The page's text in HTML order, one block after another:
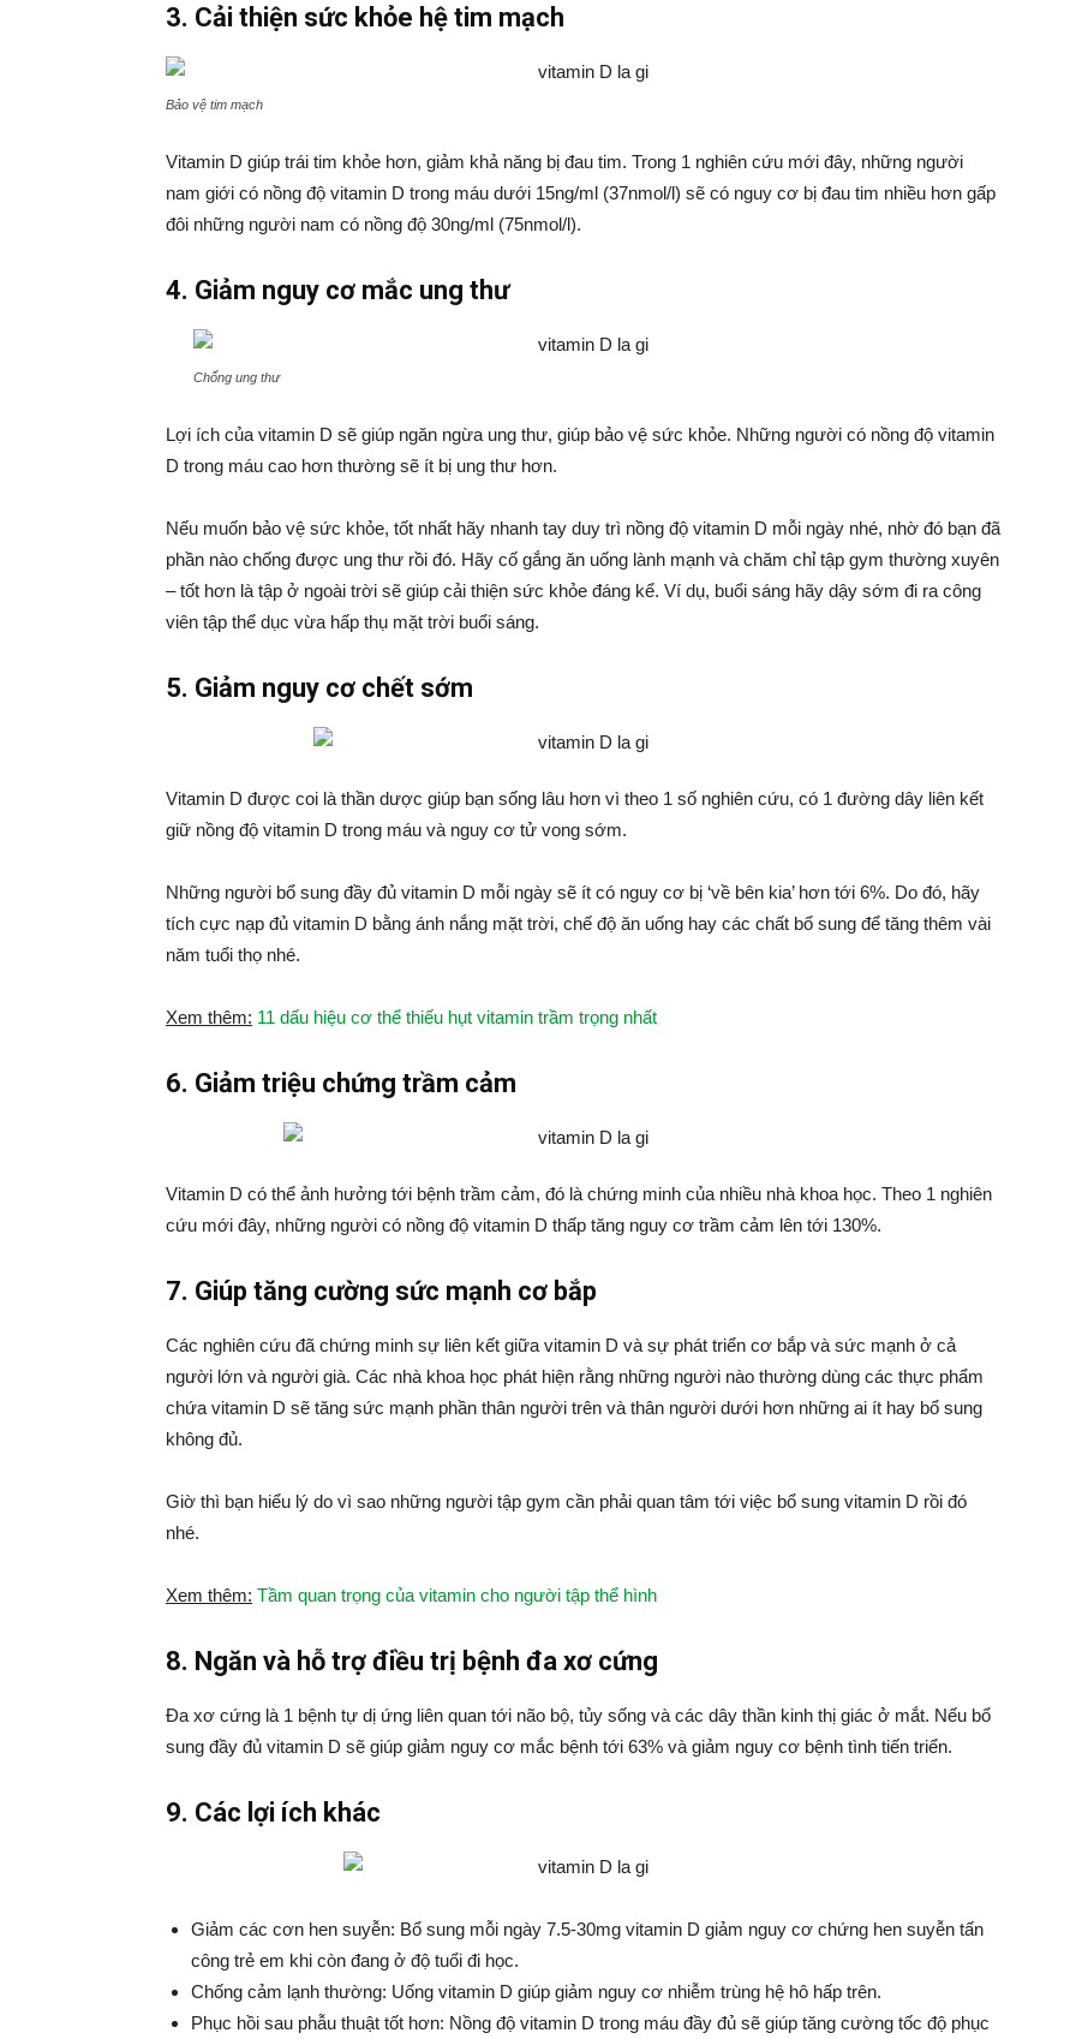
3. Cải thiện sức khỏe hệ tim mạch
Bảo vệ tim mạch
Vitamin D giúp trái tim khỏe hơn, giảm khả năng bị đau tim. Trong 1 nghiên cứu mới đây, những người
nam giới có nồng độ vitamin D trong máu dưới 15ng/ml (37nmol/l) sẽ có nguy cơ bị đau tim nhiều hơn gấp
đôi những người nam có nồng độ 30ng/ml (75nmol/l).
4. Giảm nguy cơ mắc ung thư
Chống ung thư
Lợi ích của vitamin D sẽ giúp ngăn ngừa ung thư, giúp bảo vệ sức khỏe. Những người có nồng độ vitamin
D trong máu cao hơn thường sẽ ít bị ung thư hơn.
Nếu muốn bảo vệ sức khỏe, tốt nhất hãy nhanh tay duy trì nồng độ vitamin D mỗi ngày nhé, nhờ đó bạn đã
phần nào chống được ung thư rồi đó. Hãy cố gắng ăn uống lành mạnh và chăm chỉ tập gym thường xuyên
– tốt hơn là tập ở ngoài trời sẽ giúp cải thiện sức khỏe đáng kể. Ví dụ, buổi sáng hãy dậy sớm đi ra công
viên tập thể dục vừa hấp thụ mặt trời buổi sáng.
5. Giảm nguy cơ chết sớm
Vitamin D được coi là thần dược giúp bạn sống lâu hơn vì theo 1 số nghiên cứu, có 1 đường dây liên kết
giữ nồng độ vitamin D trong máu và nguy cơ tử vong sớm.
Những người bổ sung đầy đủ vitamin D mỗi ngày sẽ ít có nguy cơ bị ‘về bên kia’ hơn tới 6%. Do đó, hãy
tích cực nạp đủ vitamin D bằng ánh nắng mặt trời, chế độ ăn uống hay các chất bổ sung để tăng thêm vài
năm tuổi thọ nhé.
Xem thêm: 11 dấu hiệu cơ thể thiếu hụt vitamin trầm trọng nhất
6. Giảm triệu chứng trầm cảm
Vitamin D có thể ảnh hưởng tới bệnh trầm cảm, đó là chứng minh của nhiều nhà khoa học. Theo 1 nghiên
cứu mới đây, những người có nồng độ vitamin D thấp tăng nguy cơ trầm cảm lên tới 130%.
7. Giúp tăng cường sức mạnh cơ bắp
Các nghiên cứu đã chứng minh sự liên kết giữa vitamin D và sự phát triển cơ bắp và sức mạnh ở cả
người lớn và người già. Các nhà khoa học phát hiện rằng những người nào thường dùng các thực phẩm
chứa vitamin D sẽ tăng sức mạnh phần thân người trên và thân người dưới hơn những ai ít hay bổ sung
không đủ.
Giờ thì bạn hiểu lý do vì sao những người tập gym cần phải quan tâm tới việc bổ sung vitamin D rồi đó
nhé.
Xem thêm: Tầm quan trọng của vitamin cho người tập thể hình
8. Ngăn và hỗ trợ điều trị bệnh đa xơ cứng
Đa xơ cứng là 1 bệnh tự dị ứng liên quan tới não bộ, tủy sống và các dây thần kinh thị giác ở mắt. Nếu bổ
sung đầy đủ vitamin D sẽ giúp giảm nguy cơ mắc bệnh tới 63% và giảm nguy cơ bệnh tình tiến triển.
9. Các lợi ích khác
Giảm các cơn hen suyễn: Bổ sung mỗi ngày 7.5-30mg vitamin D giảm nguy cơ chứng hen suyễn tấn
công trẻ em khi còn đang ở độ tuổi đi học.
Chống cảm lạnh thường: Uống vitamin D giúp giảm nguy cơ nhiễm trùng hệ hô hấp trên.
Phục hồi sau phẫu thuật tốt hơn: Nồng độ vitamin D trong máu đầy đủ sẽ giúp tăng cường tốc độ phục